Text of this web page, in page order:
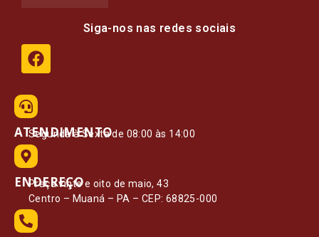
Siga-nos nas redes sociais
ATENDIMENTO
Segunda à Sexta de 08:00 às 14:00
ENDEREÇO
Praça vinte e oito de maio, 43
Centro – Muaná – PA – CEP: 68825-000